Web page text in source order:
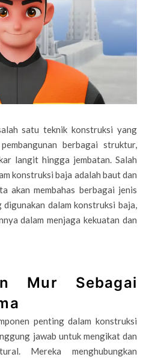
satu teknik konstruksi yang
berbagai struktur,
langit hingga jembatan. Salah
konstruksi baja adalah baut dan
akan membahas berbagai jenis
dalam konstruksi baja,
dalam menjaga kekuatan dan
Mur Sebagai
penting dalam konstruksi
jawab untuk mengikat dan
Mereka menghubungkan